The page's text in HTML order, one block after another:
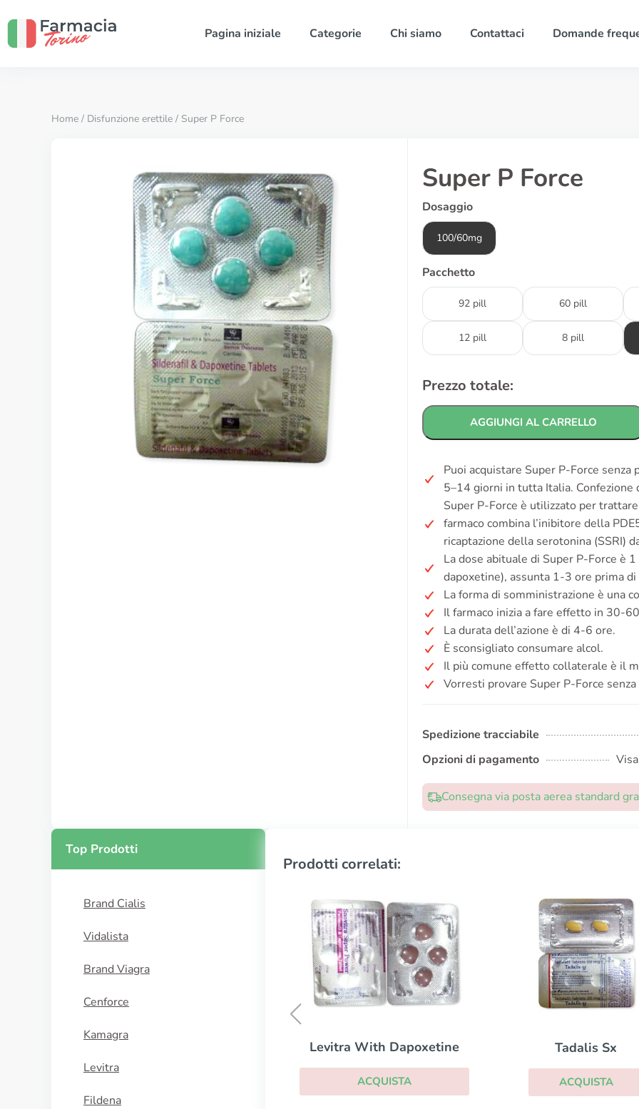
Pagina iniziale Categorie Chi siamo Contattaci Domande
Home / Disfunzione erettile / Super P Force
Super P Force
Dosaggio
100/60mg
Pacchetto
92 pill 60 pill
12 pill 8 pill
Prezzo totale:
AGGIUNGI AL CARRELLO
Puoi acquistare Super P-Force senza
5–14 giorni in tutta Italia. Confezione
Super P-Force è utilizzato per
farmaco combina l’inibitore della
ricaptazione della serotonina (SSRI)
La dose abituale di Super P-Force è
dapoxetine), assunta 1-3 ore prima
La forma di somministrazione è una
Il farmaco inizia a fare effetto in 30-
La durata dell’azione è di 4-6 ore.
È sconsigliato consumare alcol.
Il più comune effetto collaterale è il
Vorresti provare Super P-Force
Spedizione tracciabile
Opzioni di pagamento
Consegna via posta aerea standard
Top Prodotti
Brand Cialis
Vidalista
Brand Viagra
Cenforce
Kamagra
Levitra
Fildena
Prodotti correlati:
Tadalis Sx
ACQUISTA
Brand Levitra
ACQUISTA